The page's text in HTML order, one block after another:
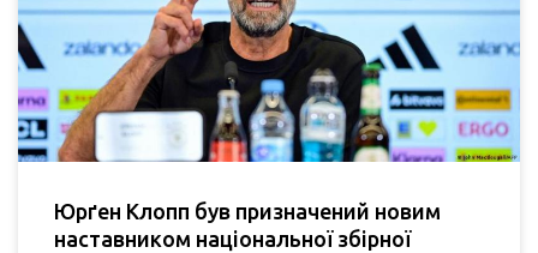
Юрґен Клопп був призначений новим
наставником національної збірної